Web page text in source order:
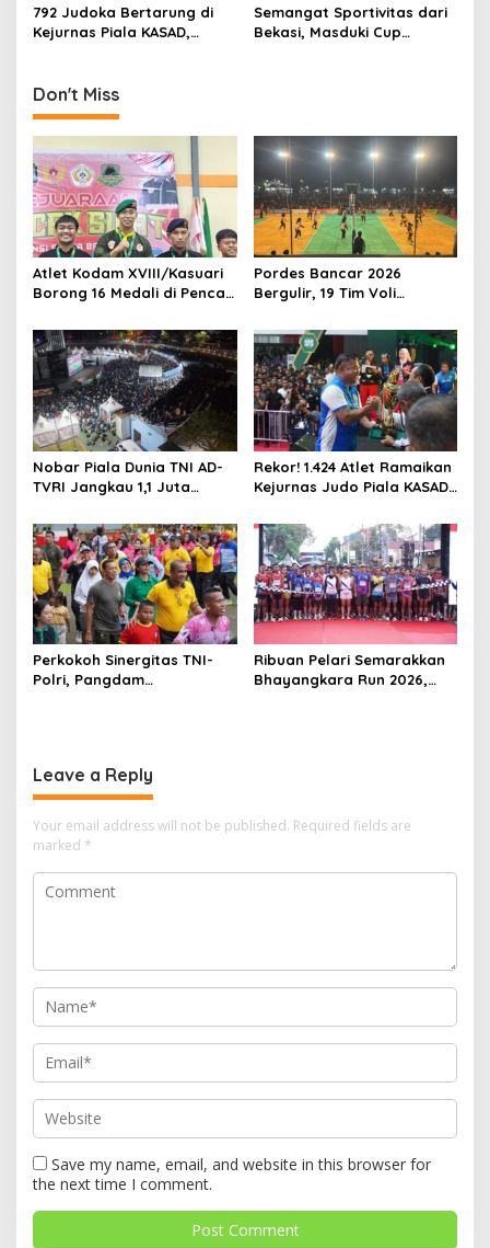
n
Olahraga Bersama Hari
Bhayangkara ke-80 di
Papua Barat
Pemda Menguat di Blitar
792 Judoka Bertarung di
Kejurnas Piala KASAD,
Semangat Sportivitas dari
Bekasi, Masduki Cup
Don't Miss
Atlet Kodam XVIII/Kasuari
Borong 16 Medali di Pencak
Barat Daya
Pordes Bancar 2026
Bergulir, 19 Tim Voli
Nobar Piala Dunia TNI AD-
TVRI Jangkau 1,1 Juta
Terdongkrak
Rekor! 1.424 Atlet Ramaikan
Kejurnas Judo Piala KASAD
Juara untuk Indonesia
Perkokoh Sinergitas TNI-
Polri, Pangdam
Ribuan Pelari Semarakkan
Bhayangkara Run 2026,
Leave a Reply
Your email address will not be published. Required fields are
marked *
Save my name, email, and website in this browser for
the next time I comment.